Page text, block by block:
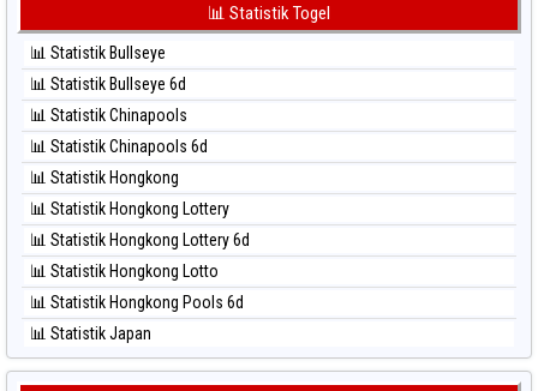
⚽ Bola Merah Taiwan
⚽ Bola Hitam Kuda Lari
⚽ Bola Hitam Magnum Cambodia
⚽ Bola Hitam Nagoya
⚽ Bola Hitam North Carolina Day
⚽ Bola Hitam Pcso
⚽ Bola Hitam Sao Paulo
⚽ Bola Hitam Singapore
⚽ Bola Hitam Sydney
⚽ Bola Hitam Sydney Lottery
⚽ Bola Hitam Sydney Lottery 6d
⚽ Bola Hitam Sydney Lotto
📊 Statistik Togel
📊 Statistik Bullseye
📊 Statistik Bullseye 6d
📊 Statistik Chinapools
📊 Statistik Chinapools 6d
📊 Statistik Hongkong
📊 Statistik Hongkong Lottery
📊 Statistik Hongkong Lottery 6d
📊 Statistik Hongkong Lotto
📊 Statistik Hongkong Pools 6d
📊 Statistik Japan
📊 Statistik Japan 6d